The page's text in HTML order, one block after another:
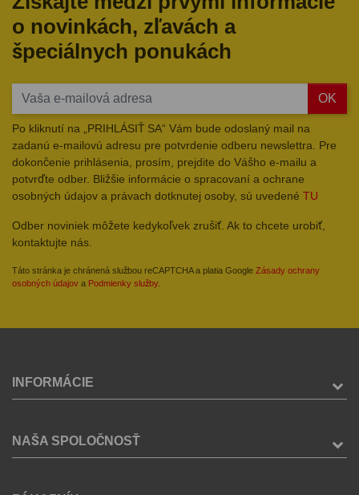
o novinkách, zľavách a
špeciálnych ponukách
OK
Po kliknutí na „PRIHLÁSIŤ SA“ Vám bude odoslaný mail na
zadanú e-mailovú adresu pre potvrdenie odberu newslettra. Pre
dokončenie prihlásenia, prosím, prejdite do Vášho e-mailu a
potvrďte odber. Bližšie informácie o spracovaní a ochrane
osobných údajov a právach dotknutej osoby, sú uvedené TU
Odber noviniek môžete kedykoľvek zrušiť. Ak to chcete urobiť,
kontaktujte nás.
Táto stránka je chránená službou reCAPTCHA a platia Google Zásady ochrany
osobných údajov a Podmienky služby.
INFORMÁCIE
NAŠA SPOLOČNOSŤ